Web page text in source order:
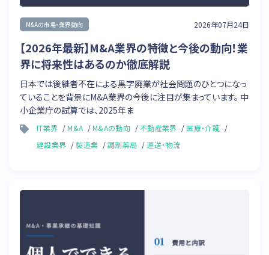
M&Aの市場・業界動向 2026年07月24日
【2026年最新】M&A業界の特徴と今後の動向！業
界に将来性はあるのか徹底解説
日本では後継者不在による黒字廃業が社会問題のひとつになっ
ていることを背景にM&A業界の今後に注目が集まっています。 中
小企業庁の試算では、2025年ま
IT業界 M&A M&Aの動向 不動産業界
医療・介護
建設業界
製造業 調剤薬局 運送・物流